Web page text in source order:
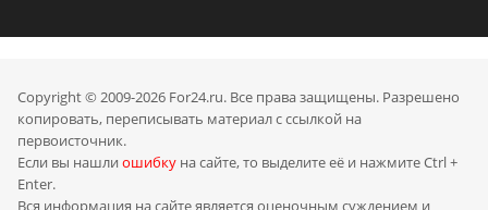
Copyright © 2009-2026 For24.ru. Все права защищены. Разрешено
копировать, переписывать материал с ссылкой на
первоисточник.
Если вы нашли ошибкуна сайте, то выделите её и нажмите Ctrl +
Enter.
Вся информация на сайте является оценочным суждением и